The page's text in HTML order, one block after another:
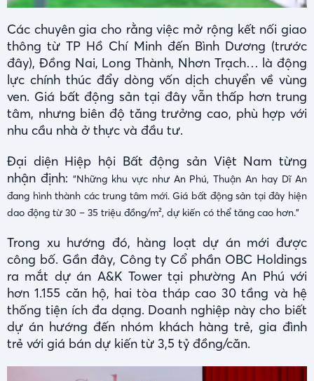
Các chuyên gia cho rằng việc mở rộng kết nối giao
thông từ TP Hồ Chí Minh đến Bình Dương (trước
đây), Đồng Nai, Long Thành, Nhơn Trạch… là động
lực chính thúc đẩy dòng vốn dịch chuyển về vùng
ven. Giá bất động sản tại đây vẫn thấp hơn trung
tâm, nhưng biên độ tăng trưởng cao, phù hợp với
nhu cầu nhà ở thực và đầu tư.
Đại diện Hiệp hội Bất động sản Việt Nam từng
nhận định: “Những khu vực như An Phú, Thuận An hay Dĩ An
đang hình thành các trung tâm mới. Giá bất động sản tại đây hiện
dao động từ 30 – 35 triệu đồng/m², dự kiến có thể tăng cao hơn."
Trong xu hướng đó, hàng loạt dự án mới được
công bố. Gần đây, Công ty Cổ phần OBC Holdings
ra mắt dự án A&K Tower tại phường An Phú với
hơn 1.155 căn hộ, hai tòa tháp cao 30 tầng và hệ
thống tiện ích đa dạng. Doanh nghiệp này cho biết
dự án hướng đến nhóm khách hàng trẻ, gia đình
trẻ với giá bán dự kiến từ 3,5 tỷ đồng/căn.